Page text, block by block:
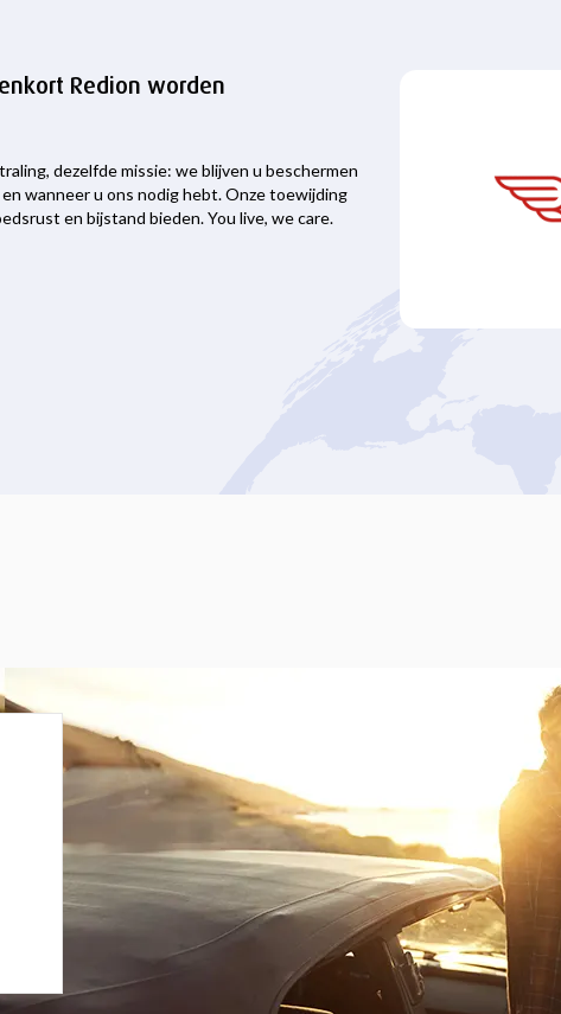
Redion worden
dezelfde missie: we blijven u beschermen
wanneer u ons nodig hebt. Onze toewijding
en bijstand bieden. You live, we care.